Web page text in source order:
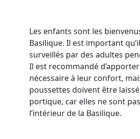
Les enfants sont les
Basilique. Il est important
surveillés par des adultes
Il est recommandé
nécessaire à leur confort,
poussettes doivent être
portique, car elles ne sont
l’intérieur de la Basilique.